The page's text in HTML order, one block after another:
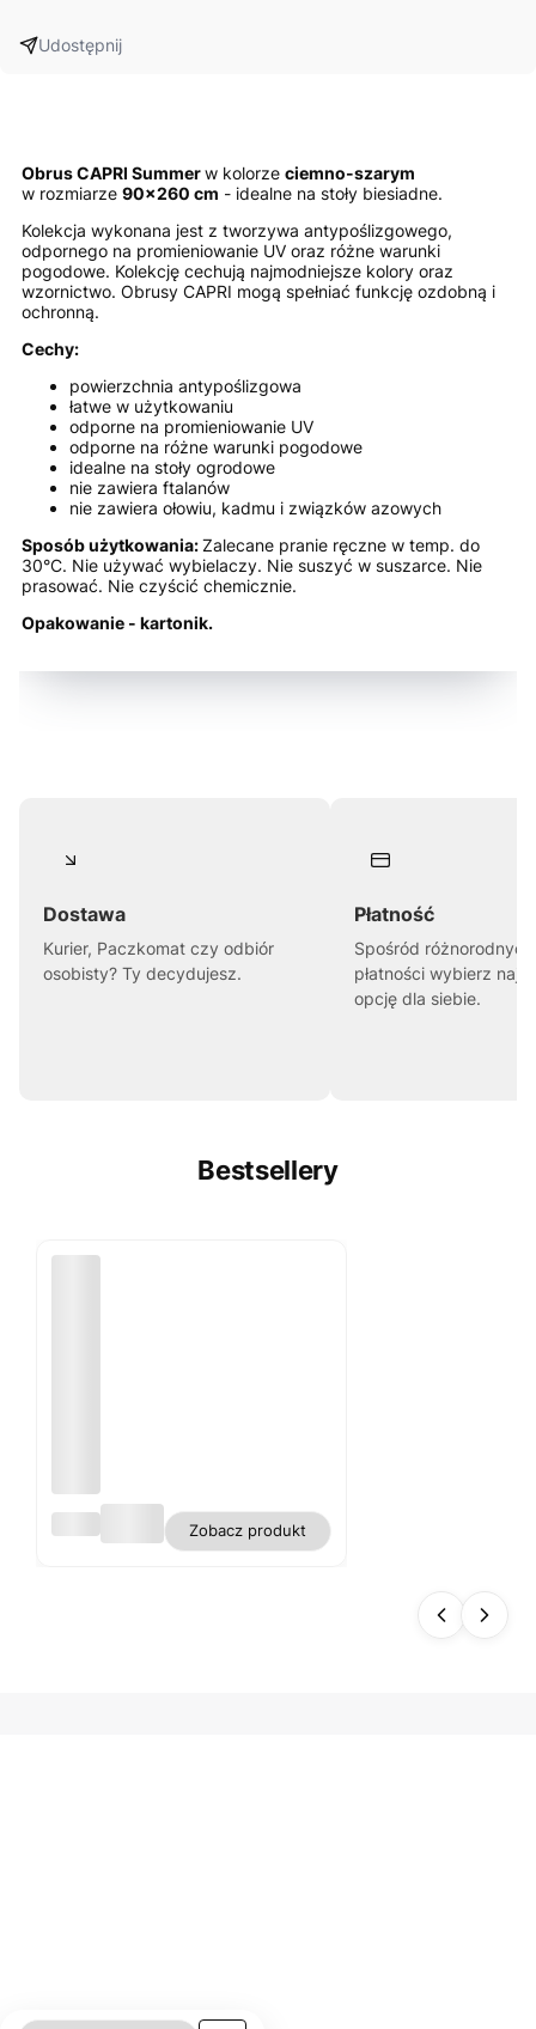
Udostępnij
Obrus CAPRI Summerw kolorze ciemno-szarym
w rozmiarze 90x260 cm - idealne na stoły biesiadne.
Kolekcja wykonana jest z tworzywa antypoślizgowego,
odpornego na promieniowanie UV oraz różne warunki
pogodowe. Kolekcję cechują najmodniejsze kolory oraz
wzornictwo. Obrusy CAPRI mogą spełniać funkcję ozdobną i
ochronną.
Cechy:
powierzchnia antypoślizgowa
łatwe w użytkowaniu
odporne na promieniowanie UV
odporne na różne warunki pogodowe
idealne na stoły ogrodowe
nie zawiera ftalanów
nie zawiera ołowiu, kadmu i związków azowych
Sposób użytkowania:Zalecane pranie ręczne w temp. do
30°C. Nie używać wybielaczy. Nie suszyć w suszarce. Nie
prasować. Nie czyścić chemicznie.
Opakowanie - kartonik.
Dostawa
Kurier, Paczkomat czy odbiór
osobisty? Ty decydujesz.
Płatność
Spośród
płatności wybierz
opcję dla siebie.
Bestsellery
s
Zobacz produkt